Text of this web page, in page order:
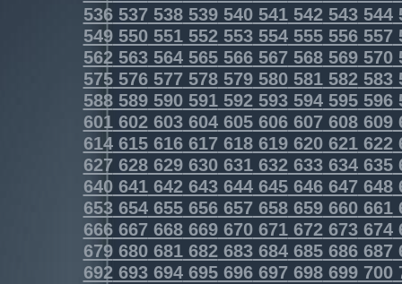
536537538539540541542543544
549550551552553554555556557
562563564565566567568569570
575576577578579580581582583
588589590591592593594595596
601602603604605606607608609
614615616617618619620621622
627628629630631632633634635
640641642643644645646647648
653654655656657658659660661
666667668669670671672673674
679680681682683684685686687
692693694695696697698699700